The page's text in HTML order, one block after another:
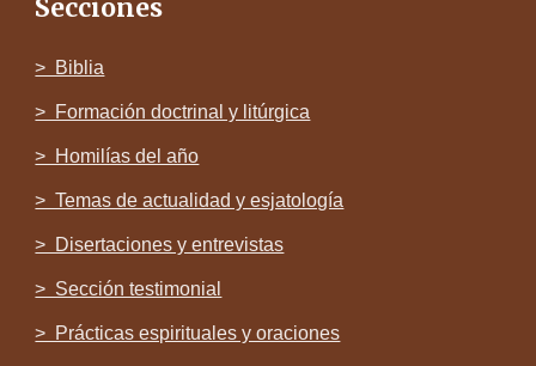
Secciones
> Biblia
> Formación doctrinal y litúrgica
> Homilías del año
> Temas de actualidad y esjatología
> Disertaciones y entrevistas
> Sección testimonial
> Prácticas espirituales y oraciones